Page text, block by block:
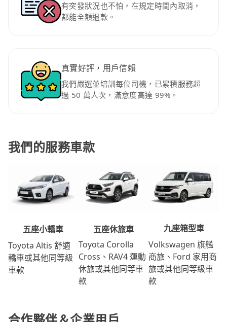
有突發狀況也不怕，在規定時間內取消，
都能全額退款。
真實好評，用戶信賴
我們嚴選並培訓每位司機，已累積服務超
過 50 萬人次，滿意度高達 99%。
我們的服務車款
五座小轎車
Toyota Altis 舒適
轎車或其他同等級
車款
五座休旅車
Toyota Corolla
Cross、RAV4 運動
休旅或其他同等車
款
九座箱型車
Volkswagen 旗艦
商旅、Ford 家用商
旅或其他同等級車
款